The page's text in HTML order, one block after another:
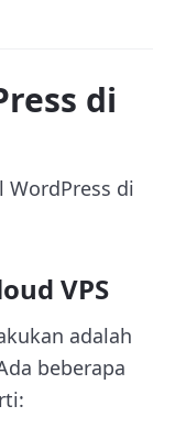
di
di
VPS
adalah
beberapa